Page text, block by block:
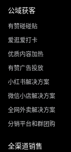
公域获客
有赞碰碰贴
爱逛爱打卡
优质内容加热
有赞广告投放
小红书解决方案
微信小店解决方案
全网外卖解决方案
分销平台和群团购
全渠道销售